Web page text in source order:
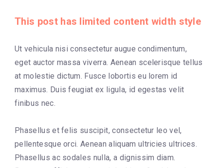
This post has limited content width style
Ut vehicula nisi consectetur augue condimentum,
eget auctor massa viverra. Aenean scelerisque tellus
at molestie dictum. Fusce lobortis eu lorem id
maximus. Duis feugiat ex ligula, id egestas velit
finibus nec.
Phasellus et felis suscipit, consectetur leo vel,
pellentesque orci. Aenean aliquam ultricies ultrices.
Phasellus ac sodales nulla, a dignissim diam.